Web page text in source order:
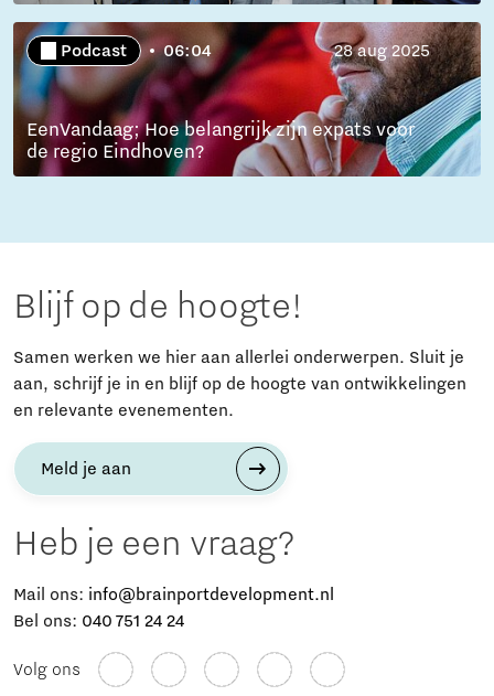
Podcast 06:04 28 aug 2025
EenVandaag; Hoe belangrijk zijn expats voor
de regio Eindhoven?
Blijf op de hoogte!
Samen werken we hier aan allerlei onderwerpen. Sluit je
aan, schrijf je in en blijf op de hoogte van ontwikkelingen
en relevante evenementen.
Meld je aan
Heb je een vraag?
Mail ons: info@brainportdevelopment.nl
Bel ons: 040 751 24 24
Volg ons